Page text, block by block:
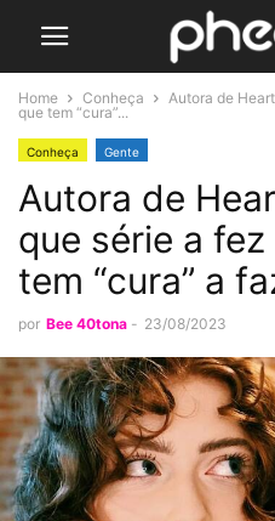
Home Conheça
Autora de
que tem “cura”...
Conheça Gente
Autora de
que série a
tem “cura” a
por Bee 40tona - 23/08/2023